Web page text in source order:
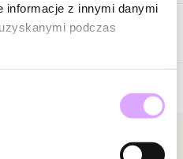
informacje z innymi danymi
podczas
radosną, pełną świeżości
z letnim niebem i
symbol kobiecej energii,
staje się nie tylko ozdobą, ale
Różowy